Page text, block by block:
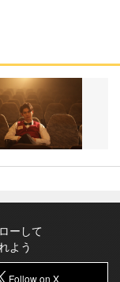
ーして
よう
Follow on X